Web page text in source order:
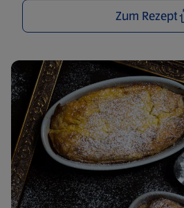
Zum Rezept